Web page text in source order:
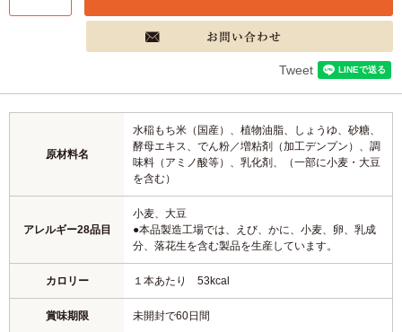
Tweet
原材料名
水稲もち米（国産）、植物油脂、しょうゆ、砂糖、
酵母エキス、でん粉／増粘剤（加工デンプン）、調
味料（アミノ酸等）、乳化剤、（一部に小麦・大豆
を含む）
アレルギー28品目
小麦、大豆
●本品製造工場では、えび、かに、小麦、卵、乳成
分、落花生を含む製品を生産しています。
カロリー １本あたり 53kcal
賞味期限 未開封で60日間